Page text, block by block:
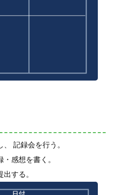
記録会を行う。
感想を書く。
する。